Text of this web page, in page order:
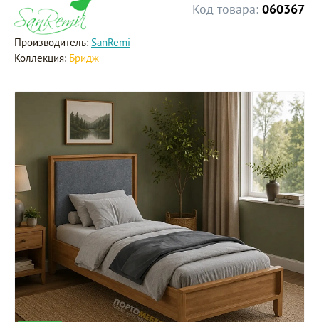
Код товара: 060367
Производитель: SanRemi
Коллекция: Бридж